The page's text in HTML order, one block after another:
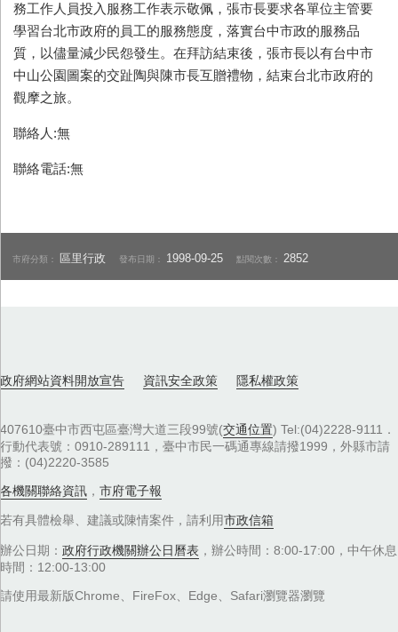
務工作人員投入服務工作表示敬佩，張市長要求各單位主管要
學習台北市政府的員工的服務態度，落實台中市政的服務品
質，以儘量減少民怨發生。在拜訪結束後，張市長以有台中市
中山公園圖案的交趾陶與陳市長互贈禮物，結束台北市政府的
觀摩之旅。
聯絡人:無
聯絡電話:無
市府分類： 區里行政 發布日期： 1998-09-25 點閱次數： 2852
政府網站資料開放宣告 資訊安全政策 隱私權政策
407610臺中市西屯區臺灣大道三段99號(交通位置) Tel:(04)2228-9111．
行動代表號：0910-289111，臺中市民一碼通專線請撥1999，外縣市請
撥：(04)2220-3585
各機關聯絡資訊 ， 市府電子報
若有具體檢舉、建議或陳情案件，請利用市政信箱
辦公日期： 政府行政機關辦公日曆表 ，辦公時間：8:00-17:00，中午休息
時間：12:00-13:00
請使用最新版Chrome、FireFox、Edge、Safari瀏覽器瀏覽